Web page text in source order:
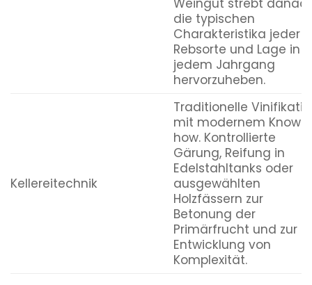
Weingut strebt
die typischen
Charakteristika jeder
Rebsorte und Lage in
jedem Jahrgang
hervorzuheben.
Kellereitechnik
Traditionelle
mit modernem Know-
how. Kontrollierte
Gärung, Reifung in
Edelstahltanks oder
ausgewählten
Holzfässern zur
Betonung der
Primärfrucht und zur
Entwicklung von
Komplexität.